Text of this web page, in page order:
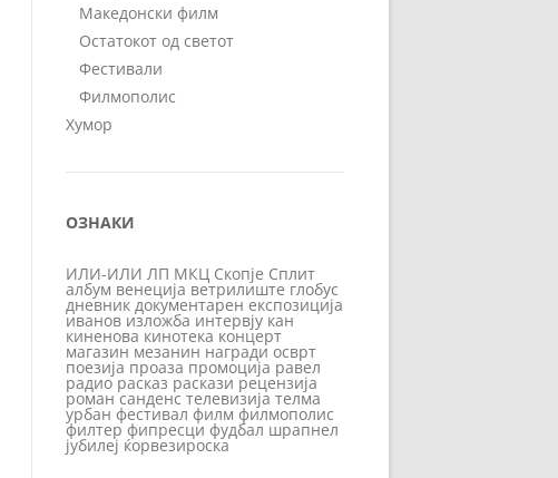
Македонски филм
Остатокот од светот
Фестивали
Филмополис
Хумор
ОЗНАКИ
ИЛИ-ИЛИ ЛП МКЦ Скопје Сплит
албум венеција ветрилиште глобус
дневник документарен експозиција
иванов изложба интервју кан
киненова кинотека концерт
магазин мезанин награди осврт
поезија проаза промоција равел
радио расказ раскази рецензија
роман санденс телевизија телма
урбан фестивал филм филмополис
филтер фипресци фудбал шрапнел
јубилеј ќорвезироска